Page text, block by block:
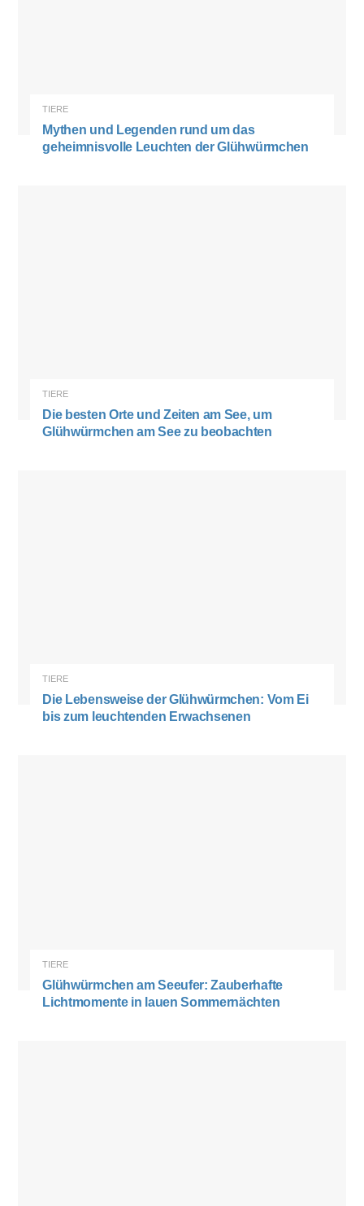
TIERE
Mythen und Legenden rund um das
geheimnisvolle Leuchten der Glühwürmchen
TIERE
Die besten Orte und Zeiten am See, um
Glühwürmchen am See zu beobachten
TIERE
Die Lebensweise der Glühwürmchen: Vom Ei
bis zum leuchtenden Erwachsenen
TIERE
Glühwürmchen am Seeufer: Zauberhafte
Lichtmomente in lauen Sommernächten